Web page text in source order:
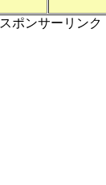
スポンサーリンク